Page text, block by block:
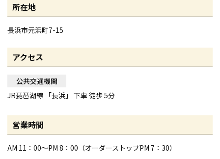
所在地
長浜市元浜町7-15
アクセス
公共交通機関
JR琵琶湖線 「長浜」 下車 徒歩 5分
営業時間
AM 11：00～PM 8：00（オーダーストップPM 7：30）